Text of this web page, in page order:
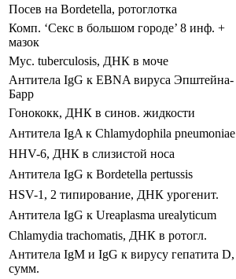
Посев на Bordetella, ротоглотка
Комп. ‘Секс в большом городе’ 8 инф. +
мазок
Myc. tuberculosis, ДНК в моче
Антитела IgG к EBNA вируса Эпштейна-
Барр
Гонококк, ДНК в синов. жидкости
Антитела IgA к Chlamydophila pneumoniae
HHV-6, ДНК в слизистой носа
Антитела IgG к Bordetella pertussis
HSV-1, 2 типирование, ДНК урогенит.
Антитела IgG к Ureaplasma urealyticum
Chlamydia trachomatis, ДНК в ротогл.
Антитела IgM и IgG к вирусу гепатита D,
сумм.